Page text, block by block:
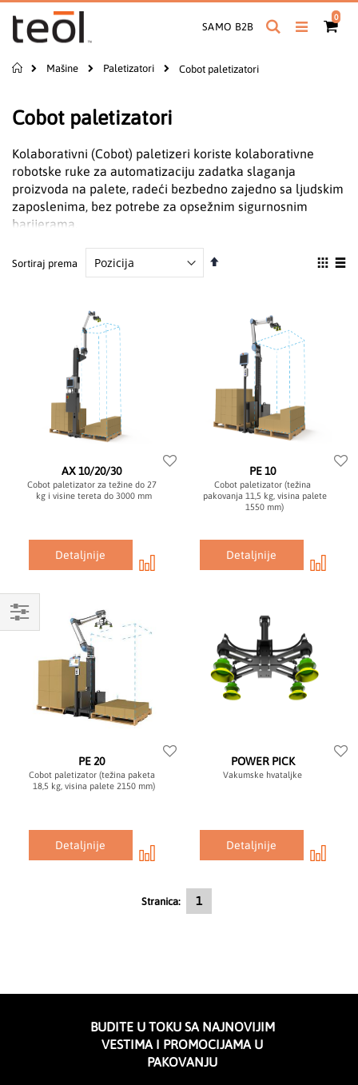
na
sadržaj
Cart
0
SAMO B2B Pretraga
Početna
Mašine Paletizatori Cobot paletizatori
Cobot paletizatori
Kolaborativni (Cobot) paletizeri koriste kolaborativne
robotske ruke za automatizaciju zadatka slaganja
proizvoda na palete, radeći bezbedno zajedno sa ljudskim
zaposlenima, bez potrebe za opsežnim sigurnosnim
barijerama.
Sortiraj prema
Podesite
AX 10/20/30
Cobot paletizator za težine do 27
kg i visine tereta do 3000 mm
Detaljnije
PE 10
Cobot paletizator (težina
pakovanja 11,5 kg, visina palete
1550 mm)
Detaljnije
PE 20
Cobot paletizator (težina paketa
18,5 kg, visina palete 2150 mm)
Detaljnije
POWER PICK
Vakumske hvataljke
Detaljnije
Stranica: Trenutno čitate stranicu
1
Mogućnosti
BUDITE U TOKU SA NAJNOVIJIM
VESTIMA I PROMOCIJAMA U
PAKOVANJU